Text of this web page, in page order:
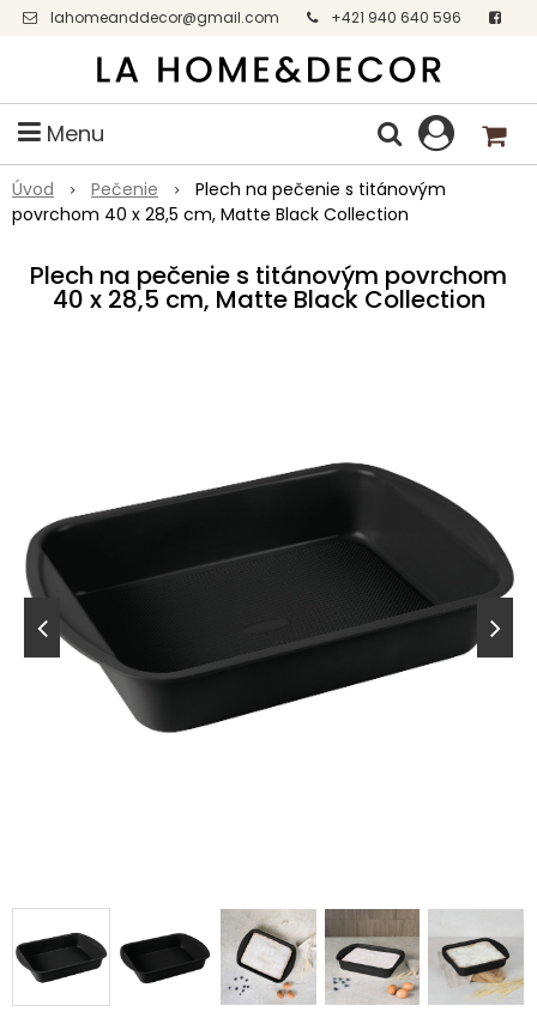
lahomeanddecor@gmail.com
+421 940 640 596
Facebook
Menu
Úvod Pečenie
Plech na pečenie s titánovým
povrchom 40 x 28,5 cm, Matte Black Collection
Plech na pečenie s titánovým povrchom
40 x 28,5 cm, Matte Black Collection